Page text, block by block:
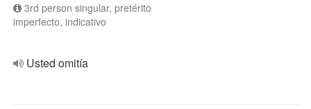
3rd person singular, pretérito
imperfecto, indicativo
Usted omitía